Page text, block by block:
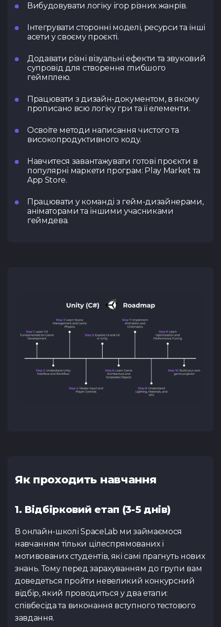
Вибудовувати логіку ігор різних жанрів.
Інтегрувати сторонні моделі, ресурси та інші
асети у своєму проєкті.
Додавати різні візуальні ефекти та звуковий
супровід для створення глибшого
геймплею.
Працювати з дизайн-документом, в якому
прописано всю логіку гри та її елементи.
Освоїте методи написання чистого та
високопродуктивного коду.
Навчитеся завантажувати готові проєкти в
популярні маркети програм: Play Market та
App Store.
Працювати у команді з гейм-дизайнерами,
аніматорами та іншими учасниками
геймдева.
Як проходить навчання
1. Відбірковий етап (3-5 днів)
В онлайн-школі SpaceLab ми займаємося
навчанням тільки цілеспрямованих і
мотивованих студентів, які самі прагнуть нових
знань. Тому перед зарахуванням до групи вам
доведеться пройти невеликий конкурсний
відбір, який проводиться у два етапи:
співбесіда та виконання вступного тестового
завдання.